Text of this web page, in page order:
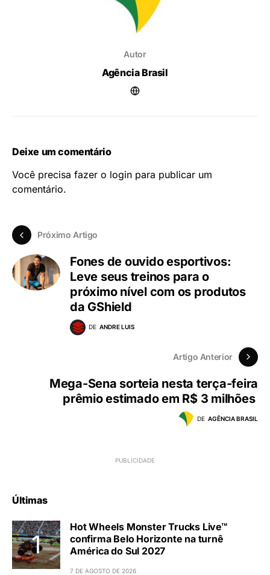
Autor
Agência Brasil
Deixe um comentário
Você precisa fazer o login para publicar um
comentário.
Próximo Artigo
Fones de ouvido esportivos:
Leve seus treinos para o
próximo nível com os produtos
da GShield
DE ANDRE LUIS
Artigo Anterior
Mega-Sena sorteia nesta terça-feira
prêmio estimado em R$ 3 milhões
DE AGÊNCIA BRASIL
Últimas
Hot Wheels Monster Trucks Live™
confirma Belo Horizonte na turnê
América do Sul 2027
7 DE AGOSTO DE 2026